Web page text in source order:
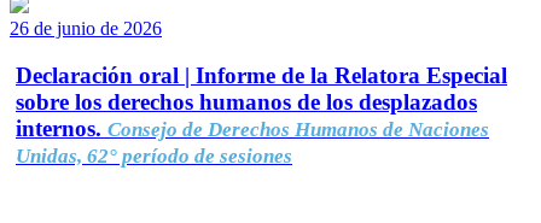
26 de junio de 2026
Declaración oral | Informe de la Relatora Especial
sobre los derechos humanos de los desplazados
internos. Consejo de Derechos Humanos de Naciones
Unidas, 62° período de sesiones